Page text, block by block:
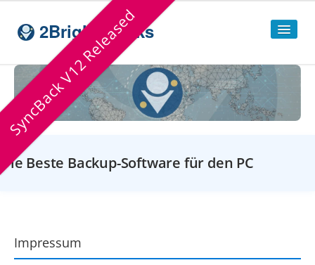
SyncBack V12 Released
2BrightSparks
Home
Sitemap
Products
SyncBackPro
SyncBack Management System
Die Beste Backup-Software für den PC
Impressum